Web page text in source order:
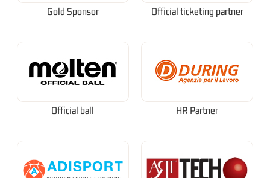
Gold Sponsor Official ticketing partner
Official ball HR Partner